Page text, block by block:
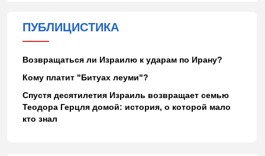
ПУБЛИЦИСТИКА
Возвращаться ли Израилю к ударам по Ирану?
Кому платит "Битуах леуми"?
Спустя десятилетия Израиль возвращает семью
Теодора Герцля домой: история, о которой мало
кто знал